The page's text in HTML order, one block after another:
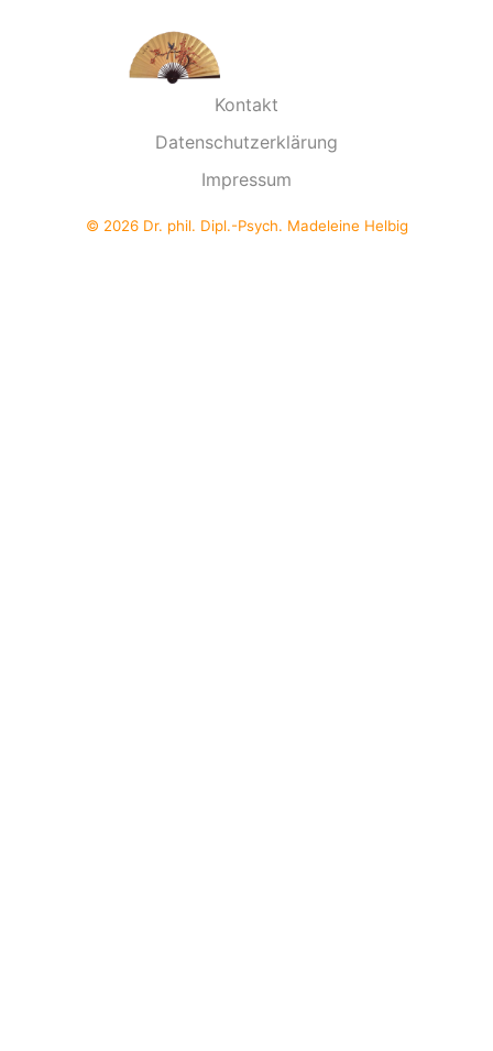
Kontakt
Datenschutzerklärung
Impressum
© 2026 Dr. phil. Dipl.-Psych. Madeleine Helbig